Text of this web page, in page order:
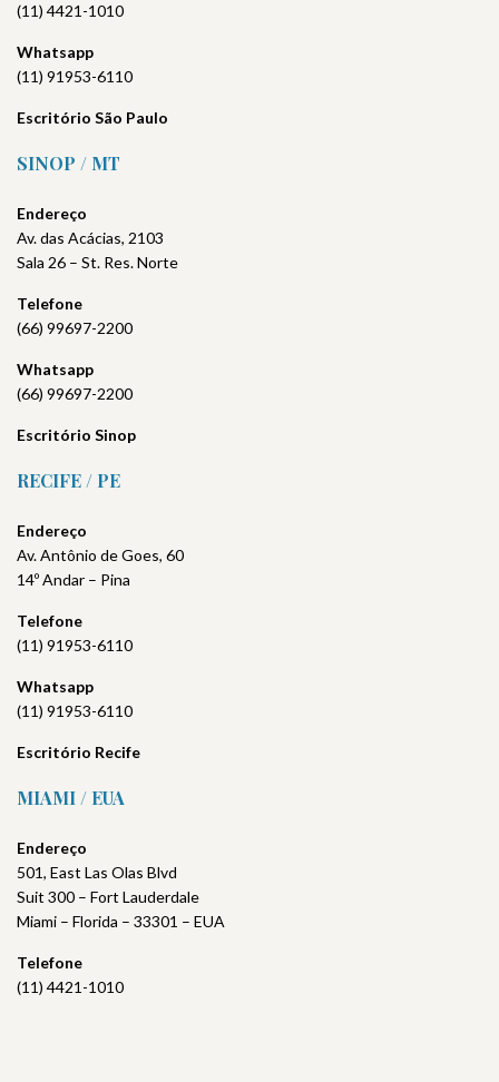
(11) 4421-1010
Whatsapp
(11) 91953-6110
Escritório São Paulo
SINOP / MT
Endereço
Av. das Acácias, 2103
Sala 26 – St. Res. Norte
Telefone
(66) 99697-2200
Whatsapp
(66) 99697-2200
Escritório Sinop
RECIFE / PE
Endereço
Av. Antônio de Goes, 60
14º Andar – Pina
Telefone
(11) 91953-6110
Whatsapp
(11) 91953-6110
Escritório Recife
MIAMI / EUA
Endereço
501, East Las Olas Blvd
Suit 300 – Fort Lauderdale
Miami – Florida – 33301 – EUA
Telefone
(11) 4421-1010